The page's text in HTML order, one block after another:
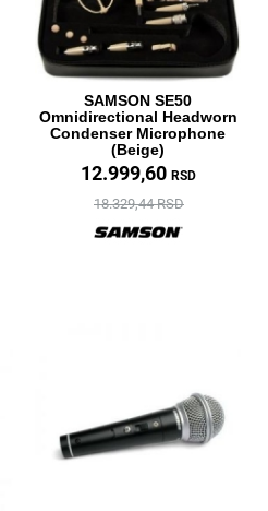
SAMSON SE50
Omnidirectional Headworn
Condenser Microphone
(Beige)
12.999,60 RSD
18.329,44 RSD